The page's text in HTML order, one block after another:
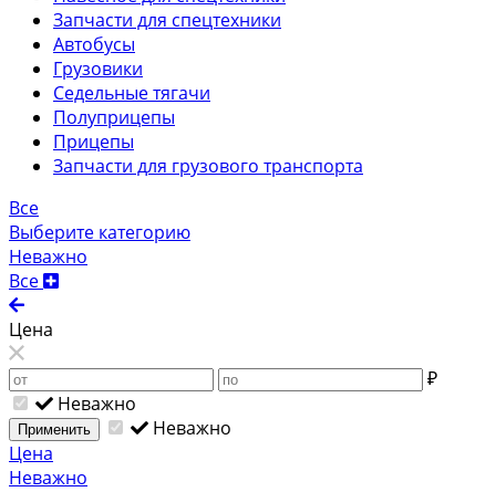
Запчасти для спецтехники
Автобусы
Грузовики
Седельные тягачи
Полуприцепы
Прицепы
Запчасти для грузового транспорта
Все
Выберите категорию
Неважно
Все
Цена
₽
Неважно
Применить
Неважно
Цена
Неважно